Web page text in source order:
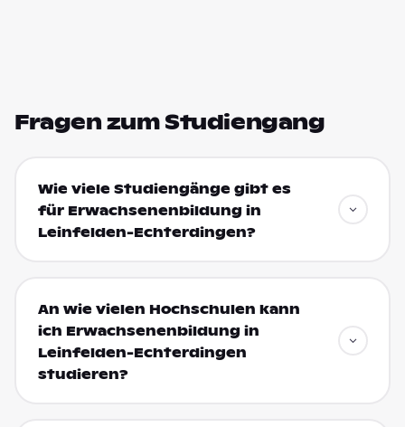
Fragen zum Studiengang
Wie viele Studiengänge gibt es
für Erwachsenenbildung in
Leinfelden-Echterdingen?
An wie vielen Hochschulen kann
ich Erwachsenenbildung in
Leinfelden-Echterdingen
studieren?